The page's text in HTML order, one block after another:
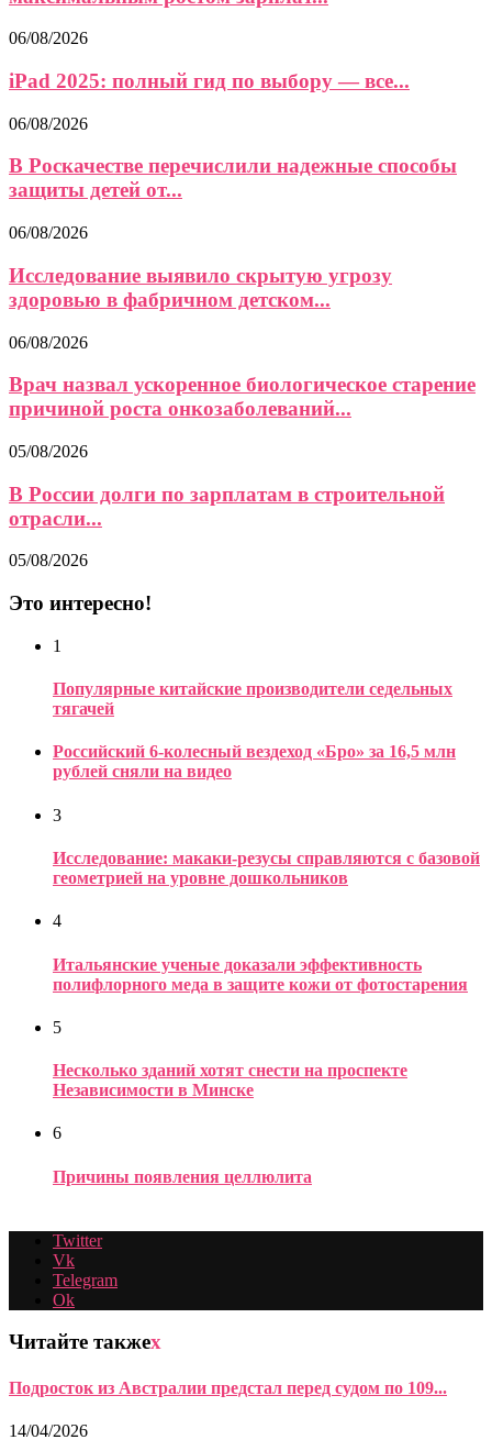
06/08/2026
iPad 2025: полный гид по выбору — все...
06/08/2026
В Роскачестве перечислили надежные способы
защиты детей от...
06/08/2026
Исследование выявило скрытую угрозу
здоровью в фабричном детском...
06/08/2026
Врач назвал ускоренное биологическое старение
причиной роста онкозаболеваний...
05/08/2026
В России долги по зарплатам в строительной
отрасли...
05/08/2026
Это интересно!
1
Популярные китайские производители седельных
тягачей
Российский 6-колесный вездеход «Бро» за 16,5 млн
рублей сняли на видео
3
Исследование: макаки-резусы справляются с базовой
геометрией на уровне дошкольников
4
Итальянские ученые доказали эффективность
полифлорного меда в защите кожи от фотостарения
5
Несколько зданий хотят снести на проспекте
Независимости в Минске
6
Причины появления целлюлита
Twitter
Vk
Telegram
Ok
Читайте такжеx
Подросток из Австралии предстал перед судом по 109...
14/04/2026